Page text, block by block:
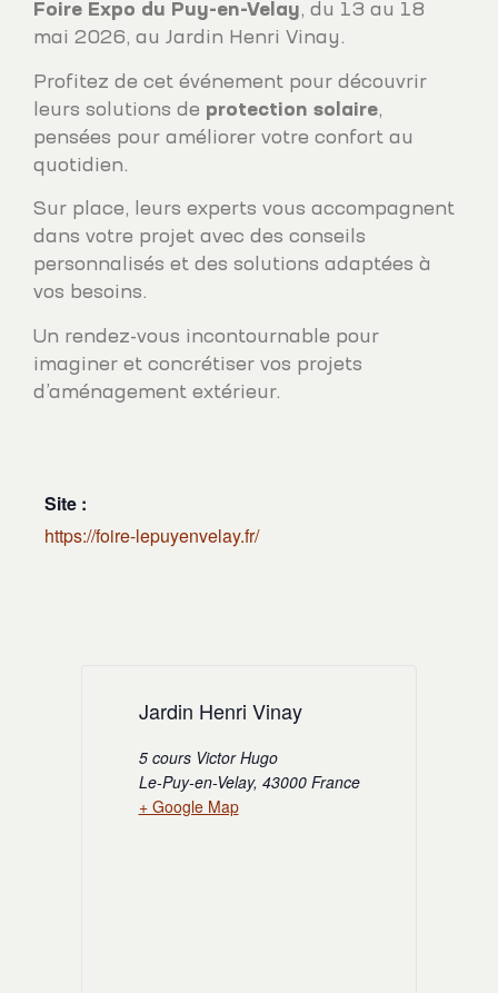
Foire Expo du Puy-en-Velay, du 13 au 18
mai 2026, au Jardin Henri Vinay.
Profitez de cet événement pour découvrir
leurs solutions de protection solaire,
pensées pour améliorer votre confort au
quotidien.
Sur place, leurs experts vous accompagnent
dans votre projet avec des conseils
personnalisés et des solutions adaptées à
vos besoins.
Un rendez-vous incontournable pour
imaginer et concrétiser vos projets
d’aménagement extérieur.
Site :
https://foire-lepuyenvelay.fr/
Jardin Henri Vinay
5 cours Victor Hugo
Le-Puy-en-Velay, 43000 France
+ Google Map